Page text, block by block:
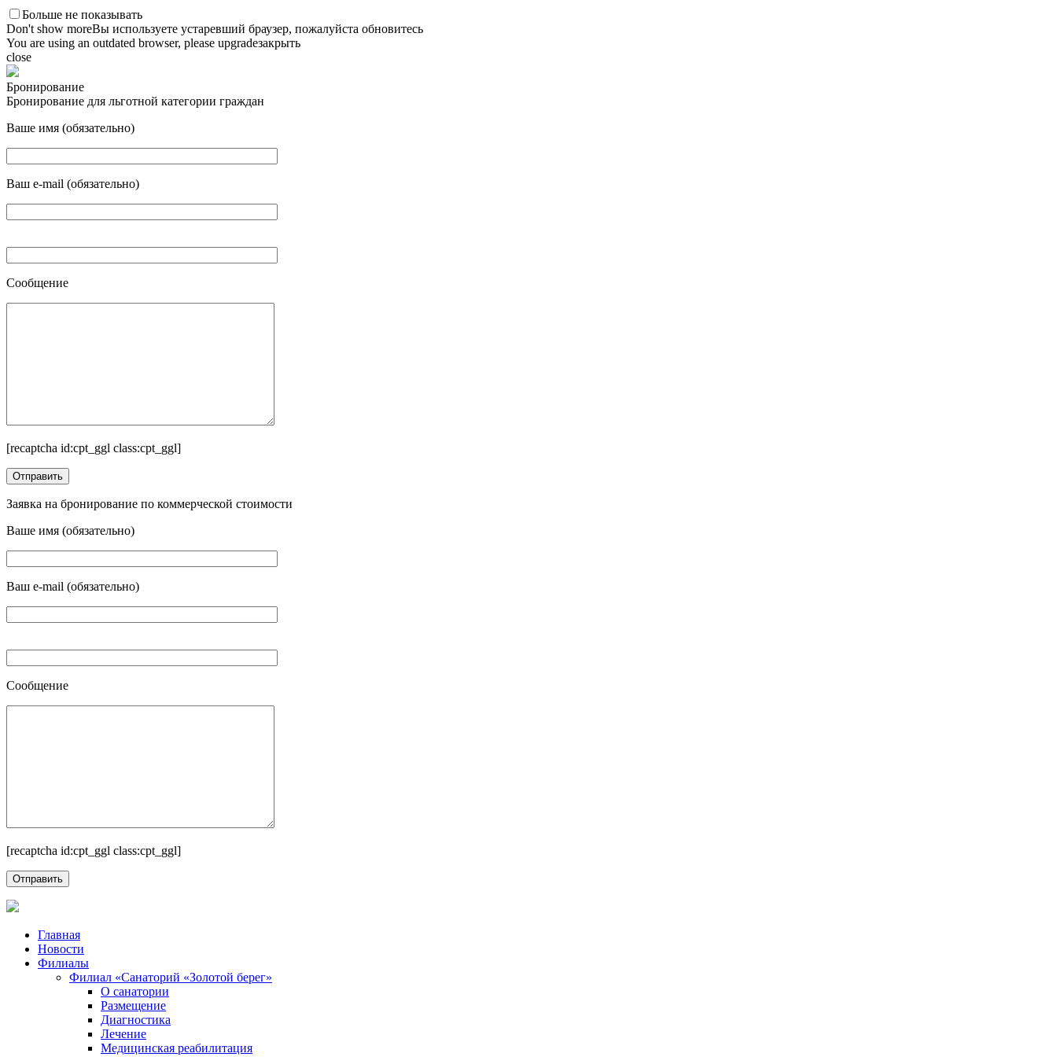
Больше не показывать
Don't show moreВы используете устаревший браузер, пожалуйста обновитесь
You are using an outdated browser, please upgradeзакрыть
close
Бронирование
Бронирование для льготной категории граждан
Ваше имя (обязательно)
Ваш e-mail (обязательно)
Сообщение
[recaptcha id:cpt_ggl class:cpt_ggl]
Заявка на бронирование по коммерческой стоимости
Ваше имя (обязательно)
Ваш e-mail (обязательно)
Сообщение
[recaptcha id:cpt_ggl class:cpt_ggl]
Главная
Новости
Филиалы
Филиал «Санаторий «Золотой берег»
О санатории
Размещение
Диагностика
Лечение
Медицинская реабилитация